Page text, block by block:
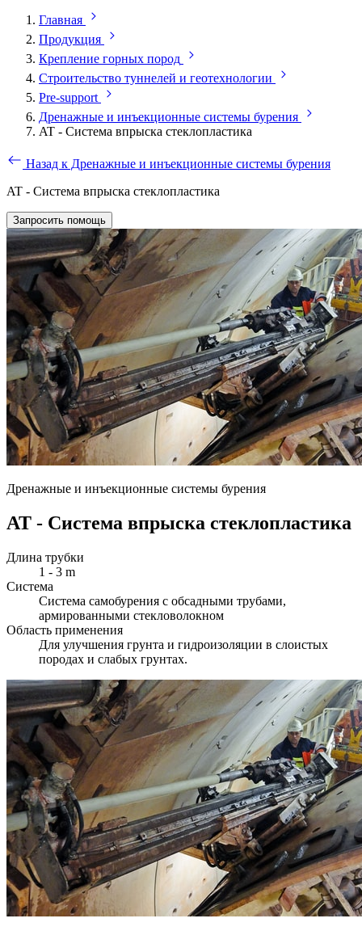
Главная
Продукция
Крепление горных пород
Строительство туннелей и геотехнологии
Pre-support
Дренажные и инъекционные системы бурения
AT - Система впрыска стеклопластика
Назад к Дренажные и инъекционные системы бурения
AT - Система впрыска стеклопластика
Запросить помощь
Дренажные и инъекционные системы бурения
AT - Система впрыска стеклопластика
Длина трубки
1 - 3 m
Система
Система самобурения с обсадными трубами,
армированными стекловолокном
Область применения
Для улучшения грунта и гидроизоляции в слоистых
породах и слабых грунтах.